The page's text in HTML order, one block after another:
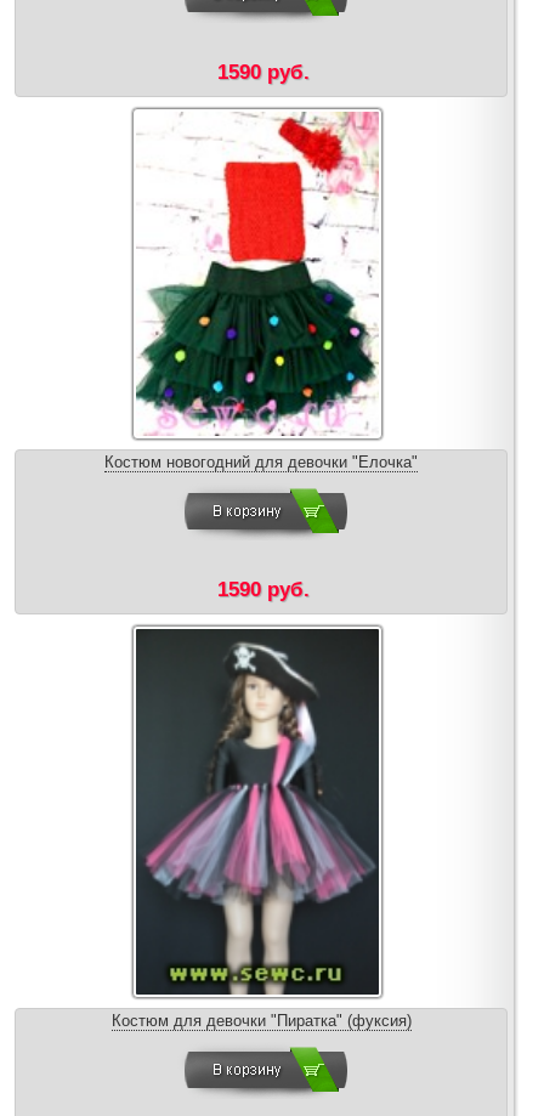
1590 руб.
Костюм новогодний для девочки "Елочка"
1590 руб.
Костюм для девочки "Пиратка" (фуксия)